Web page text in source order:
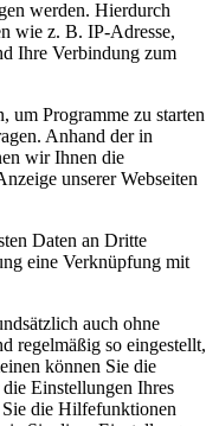
werden. Hierdurch
wie z. B. IP-Adresse,
Ihre Verbindung zum
um Programme zu starten
Anhand der in
wir Ihnen die
unserer Webseiten
Daten an Dritte
eine Verknüpfung mit
auch ohne
regelmäßig so eingestellt,
können Sie die
Einstellungen Ihres
die Hilfefunktionen